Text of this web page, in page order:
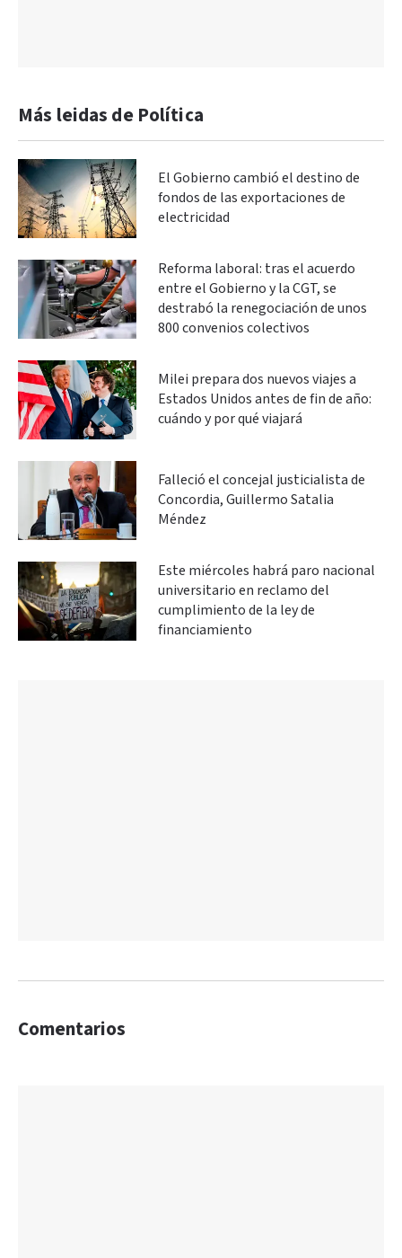
Más leidas de Política
El Gobierno cambió el destino de
fondos de las exportaciones de
electricidad
Reforma laboral: tras el acuerdo
entre el Gobierno y la CGT, se
destrabó la renegociación de unos
800 convenios colectivos
Milei prepara dos nuevos viajes a
Estados Unidos antes de fin de año:
cuándo y por qué viajará
Falleció el concejal justicialista de
Concordia, Guillermo Satalia
Méndez
Este miércoles habrá paro nacional
universitario en reclamo del
cumplimiento de la ley de
financiamiento
Comentarios